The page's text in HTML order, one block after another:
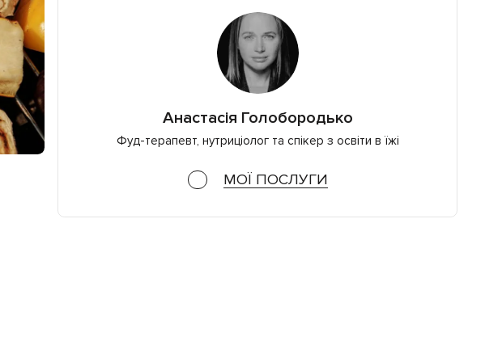
Анастасія Голобородько
Фуд-терапевт, нутриціолог та спікер з освіти в їжі
МОЇ ПОСЛУГИ